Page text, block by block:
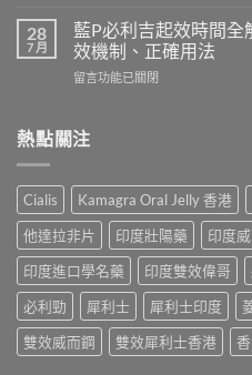
持
續
間？
解
服
用
到
藥
效
消
的
全
者
使
用
心
享：
槍
俠」
到
重
拾
性
的
真
態
威
而
鋼
地
起
效
時
間
與
正
用
法
28
7 月
藍P必利吉起效時間全
效機制、正確用法
在
必
利
起
效
時
間
全
解
析：
西
地
那
留言功能已關閉
熱點關注
Cialis Kamagra Oral Jelly 香港
他達拉非片
印度壯陽藥 印度
印度進口學名藥
印度雙效偉哥
必利勁
犀利士 犀利士印度
雙效威而鋼
雙效犀利士香港